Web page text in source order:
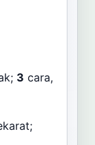
3 cara,